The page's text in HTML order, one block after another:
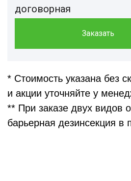
договорная
Заказать
* Стоимость указана без
и акции уточняйте у
** При заказе двух видов
барьерная дезинсекция в